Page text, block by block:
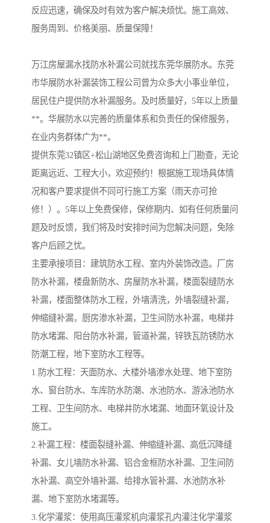
反应迅速，确保及时有效为客户解决烦忧。施工高效、
服务周到、价格美丽、质量保障！
万江房屋漏水找防水补漏公司就找东莞华展防水。东莞
市华展防水补漏装饰工程公司曾为众多大小事业单位，
居民住户提供防水补漏服务。及时质量好，5年以上质量
**。华展防水以完善的质量体系和负责任的保修服务，
在业内务群体广为**。
提供东莞32镇区+松山湖地区免费咨询和上门勘查，无论
距离远近、工程大小，欢迎预约！根据施工现场具体情
况和客户要求提供不同可行施工方案（雨天亦可抢
修！）。5年以上免费保修，保修期内、如有任何质量问
题及时反馈，我们将及时安排时间为您解决问题，免除
客户后顾之忧。
主要承接项目：建筑防水工程、室内外装饰改造。厂房
防水补漏，楼盘新防水、房屋防水补漏，楼面裂缝防水
补漏，楼面整体防水工程，外墙清洗，外墙裂缝补漏，
伸缩缝补漏，厨房渗水补漏，卫生间防水补漏，电梯井
防水堵漏、阳台防水补漏，管道补漏，锌铁瓦防锈防水
防潮工程，地下室防水工程等。
1.防水工程：天面防水、大楼外墙渗水处理、地下室防
水、窗台防水、车库防水防潮、水池防水、游泳池防水
工程、卫生间防水、电梯井防水堵漏、地面环氧设计及
施工。
2.补漏工程：楼面裂缝补漏、伸缩缝补漏、高低沉降缝
补漏、女儿墙防水补漏、铝合金框防水补漏、卫生间防
水补漏、高空外墙补漏、给排水管补漏、水池防水补
漏、地下室防水堵漏等。
3.化学灌浆：使用高压灌浆机向灌浆孔内灌注化学灌浆